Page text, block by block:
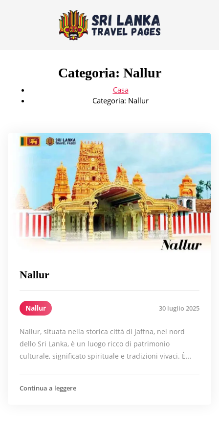
Categoria: Nallur
Casa
Categoria: Nallur
Nallur
Nallur 30 luglio 2025
Nallur, situata nella storica città di Jaffna, nel nord
dello Sri Lanka, è un luogo ricco di patrimonio
culturale, significato spirituale e tradizioni vivaci. È...
Continua a leggere